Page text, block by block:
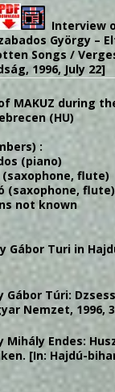
Interview
György –
Songs /
1996, July 22]
MAKUZ during
(HU)
:
(piano)
(saxophone, flute)
(saxophone, flute)
not known
Gábor Turi in
Gábor Túri:
Nemzet, 1996,
Mihály Endes:
[In: Hajdú-